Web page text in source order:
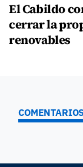
El Cabildo
cerrar la
renovables